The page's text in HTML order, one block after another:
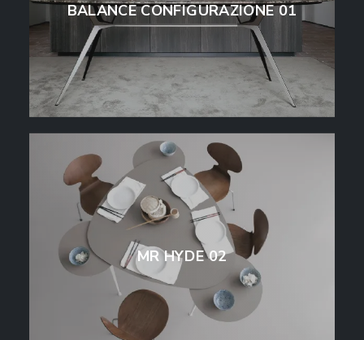
BALANCE CONFIGURAZIONE 01
MR HYDE 02